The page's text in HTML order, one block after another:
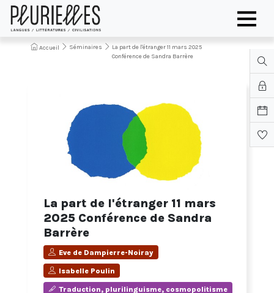
Accueil Séminaires
La part de l'étranger 11 mars 2025
Conférence de Sandra Barrère
La part de l'étranger 11 mars
2025 Conférence de Sandra
Barrère
Eve de Dampierre-Noiray
Isabelle Poulin
Traduction, plurilinguisme, cosmopolitisme